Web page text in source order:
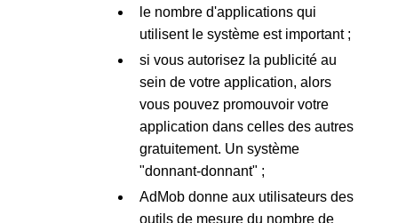
le nombre d'applications qui
utilisent le système est important ;
si vous autorisez la publicité au
sein de votre application, alors
vous pouvez promouvoir votre
application dans celles des autres
gratuitement. Un système
"donnant-donnant" ;
AdMob donne aux utilisateurs des
outils de mesure du nombre de